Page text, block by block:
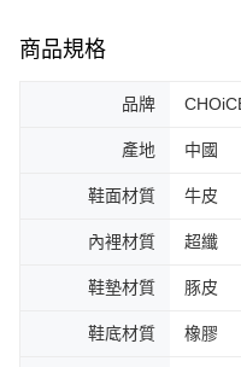
商品規格
品牌
產地 中國
鞋面材質 牛皮
內裡材質 超纖
鞋墊材質 豚皮
鞋底材質 橡膠